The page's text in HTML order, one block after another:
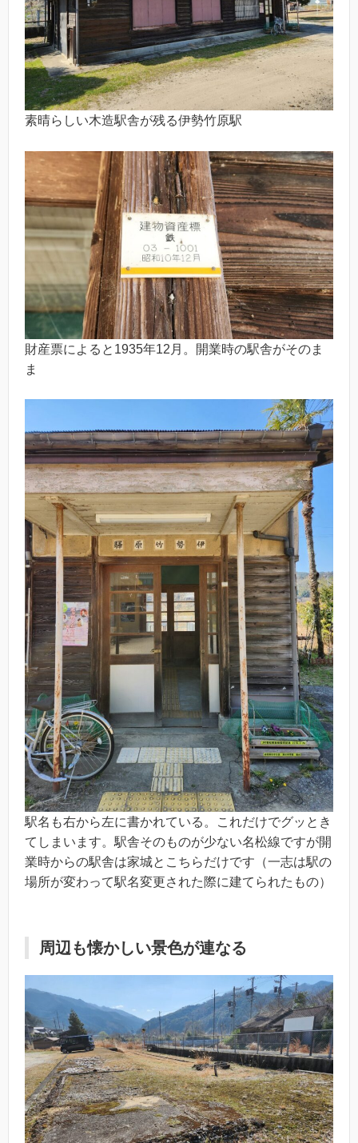
素晴らしい木造駅舎が残る伊勢竹原駅
財産票によると1935年12月。開業時の駅舎がそのま
ま
駅名も右から左に書かれている。これだけでグッとき
てしまいます。駅舎そのものが少ない名松線ですが開
業時からの駅舎は家城とこちらだけです（一志は駅の
場所が変わって駅名変更された際に建てられたもの）
周辺も懐かしい景色が連なる